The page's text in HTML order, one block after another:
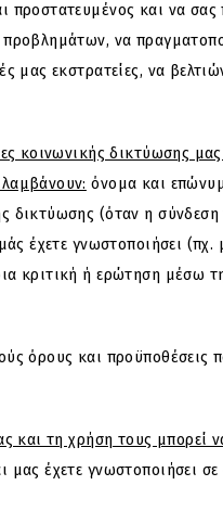
και να
να
μας εκστρατείες, να
κοινωνικής δικτύωσης
όνομα και
(όταν η
έχετε γνωστοποιήσει
ή ερώτηση μέσω
όρους και προϋποθέσεις
και τη χρήση τους μπορεί
έχετε γνωστοποιήσει